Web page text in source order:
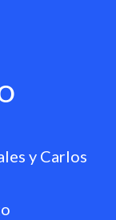
y Carlos